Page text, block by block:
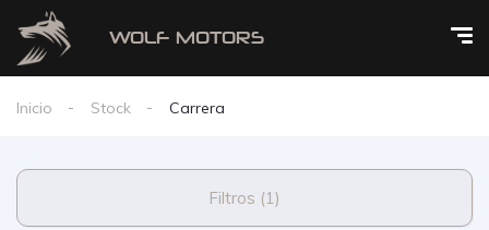
Inicio Stock Carrera
Filtros (1)